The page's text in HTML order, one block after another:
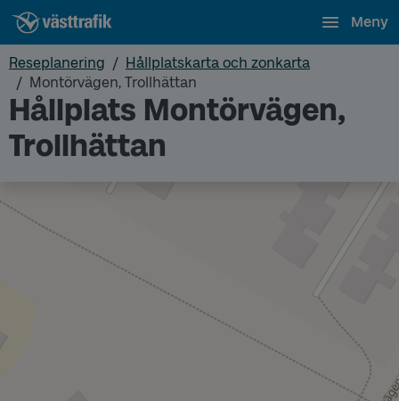
Meny
Reseplanering
Hållplatskarta och zonkarta
Montörvägen, Trollhättan
Hållplats Montörvägen,
Trollhättan